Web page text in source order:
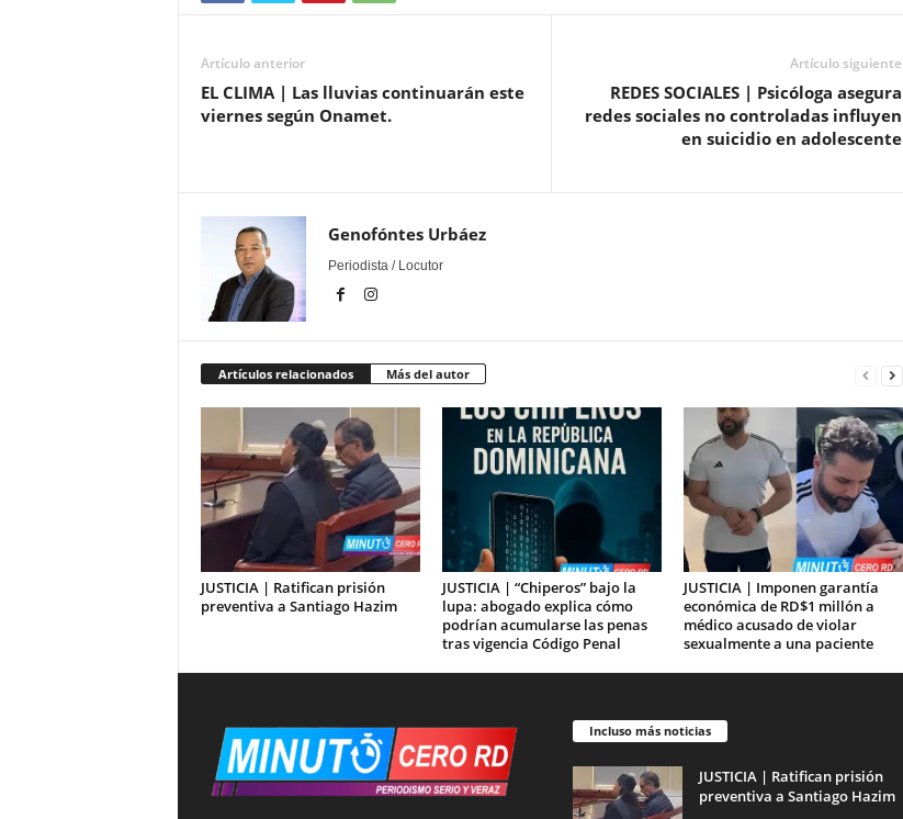
Artículo anterior
EL CLIMA | Las lluvias continuarán este
viernes según Onamet.
Artículo siguiente
REDES SOCIALES | Psicóloga asegura
redes sociales no controladas influyen
en suicidio en adolescente
Genofóntes Urbáez
Periodista / Locutor
Artículos relacionados Más del autor
JUSTICIA | Ratifican prisión
preventiva a Santiago Hazim
JUSTICIA | “Chiperos” bajo la
lupa: abogado explica cómo
podrían acumularse las penas
tras vigencia Código Penal
JUSTICIA | Imponen garantía
económica de RD$1 millón a
médico acusado de violar
sexualmente a una paciente
Incluso más noticias
JUSTICIA | Ratifican prisión
preventiva a Santiago Hazim